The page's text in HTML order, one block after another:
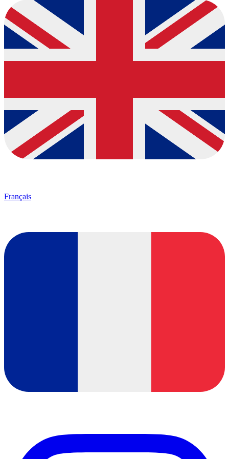
Français